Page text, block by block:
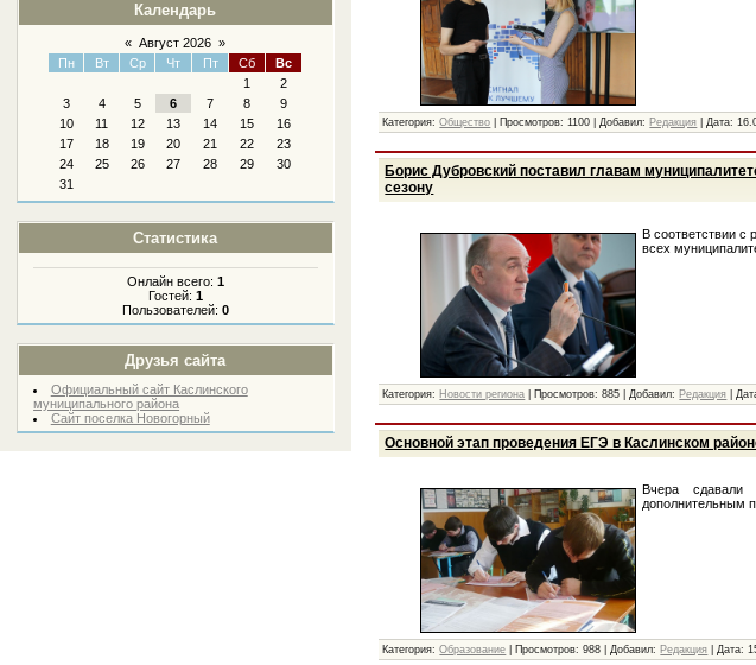
Календарь
« Август 2026 »
Пн
Вт Ср Чт Пт Сб
Вс
1
2
3
4 5 6 7 8
9
10
11 12 13 14 15
16
17
18 19 20 21 22
23
24
25 26 27 28 29
30
31
Статистика
Онлайн всего: 1
Гостей: 1
Пользователей: 0
Друзья сайта
Официальный сайт Каслинского
муниципального района
Сайт поселка Новогорный
Категория: Общество Просмотров: 1100 Добавил: Редакция Дата:
Борис Дубровский поставил главам
сезону
В соответствии с
всех
Категория: Новости региона Просмотров: 885 Добавил: Редакция
Основной этап проведения ЕГЭ в Каслинском
Вчера сдавали
дополнительным
Категория: Образование Просмотров: 988 Добавил: Редакция Дата: